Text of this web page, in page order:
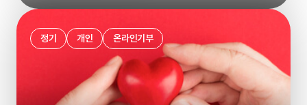
기부하기
정기 개인 온라인기부